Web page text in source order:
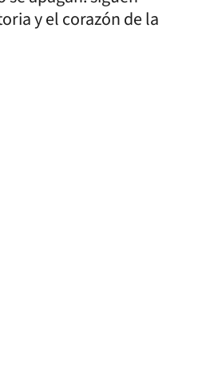
y el corazón de la